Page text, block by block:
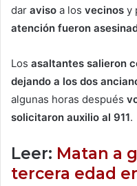
dar aviso a los vecinos y
atención fueron
Los asaltantes salieron
dejando a los dos
algunas horas después
solicitaron auxilio al 911.
Leer: Matan a
tercera edad